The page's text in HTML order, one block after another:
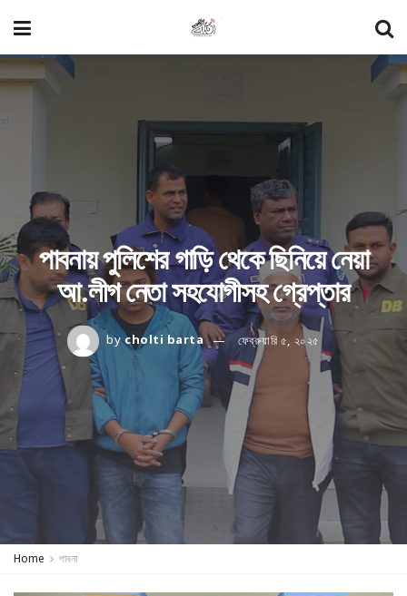
পাবনায় পুলিশের গাড়ি থেকে ছিনিয়ে নেয়া
আ.লীগ নেতা সহযোগীসহ গ্রেপ্তার
bycholti barta ফেব্রুয়ারি ৫, ২০২৫
Home পাবনা